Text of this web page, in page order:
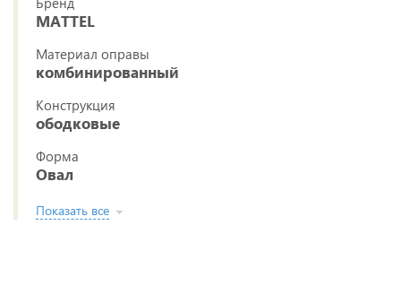
MATTEL
Материал оправы
комбинированный
Конструкция
ободковые
Форма
Овал
Показать все